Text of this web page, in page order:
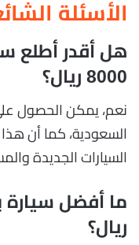
الأسئلة
هل أقدر أطلع
8000 ريال؟
السعودية، كما أن
السيارات الجديدة
ريال؟